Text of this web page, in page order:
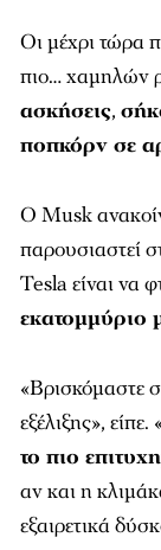
Οι μέχρι τώρα
πιο… χαμηλών
ασκήσεις,
ποπκόρν σε
Ο Musk
παρουσιαστεί
Tesla είναι να
εκατομμύριο
«Βρισκόμαστε
εξέλιξης»,
το πιο
αν και η
εξαιρετικά